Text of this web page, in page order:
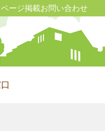
ージ掲載お問い合わせ